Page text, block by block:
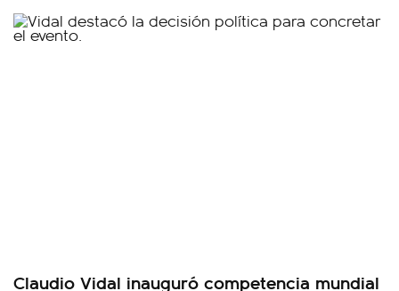
Claudio Vidal inauguró competencia mundial